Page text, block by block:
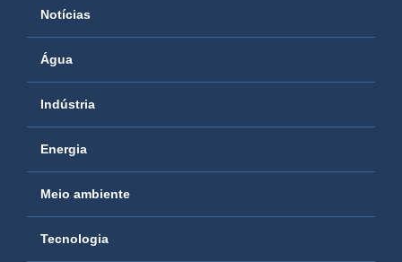
Notícias
Água
Indústria
Energia
Meio ambiente
Tecnologia